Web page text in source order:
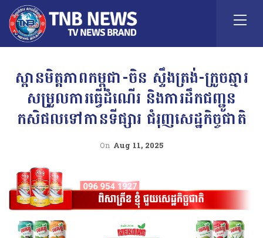
ស្ពានមិត្តភាពកម្ពុជា-ចិន ស្ទឹងត្រង់-ក្រូចឆ្មារ
សម្រួលការធ្វើដំណើរ និងការដឹកជញ្ជូន
កសិផលទៅកានទីផ្សារ ជំរុញសេដ្ឋកិច្ចជាតិ
On Aug 11, 2025